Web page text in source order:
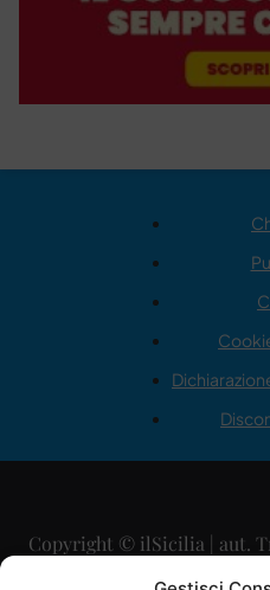
Copyright © ilSicilia | aut.
29/09/